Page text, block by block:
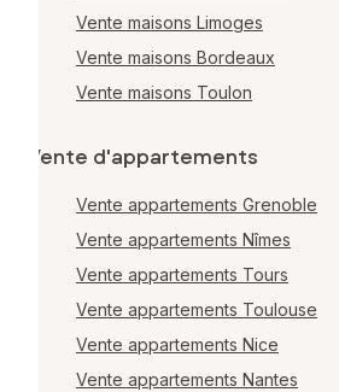
Vente maisons Limoges
Vente maisons Bordeaux
Vente maisons Toulon
Vente d'appartements
Vente appartements Grenoble
Vente appartements Nîmes
Vente appartements Tours
Vente appartements Toulouse
Vente appartements Nice
Vente appartements Nantes